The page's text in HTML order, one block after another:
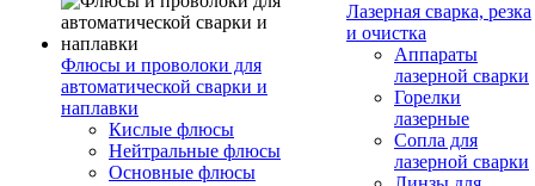
Флюсы и проволоки для
автоматической сварки и
наплавки
Кислые флюсы
Нейтральные флюсы
Основные флюсы
Лазерная сварка, резка
и очистка
Аппараты
лазерной сварки
Горелки
лазерные
Сопла для
лазерной сварки